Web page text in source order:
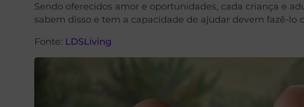
Sendo oferecidos amor e oportunidades, cada criança e
sabem disso e tem a capacidade de ajudar devem fazê-lo
Fonte: LDSLiving